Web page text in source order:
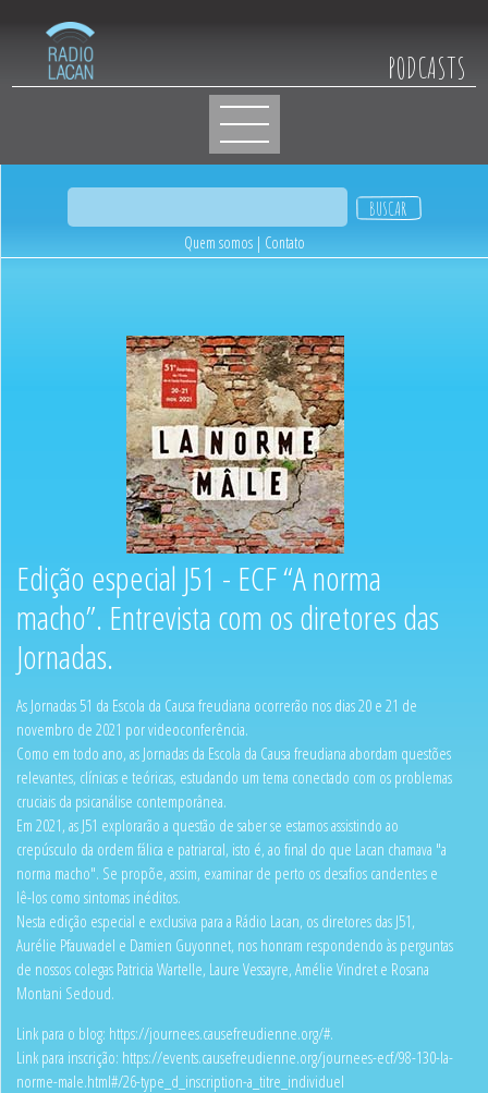
PODCASTS
Quem somos | Contato
Edição especial J51 - ECF “A norma
macho”. Entrevista com os diretores das
Jornadas.
As Jornadas 51 da Escola da Causa freudiana ocorrerão nos dias 20 e 21 de
novembro de 2021 por videoconferência.
Como em todo ano, as Jornadas da Escola da Causa freudiana abordam questões
relevantes, clínicas e teóricas, estudando um tema conectado com os problemas
cruciais da psicanálise contemporânea.
Em 2021, as J51 explorarão a questão de saber se estamos assistindo ao
crepúsculo da ordem fálica e patriarcal, isto é, ao final do que Lacan chamava "a
norma macho". Se propõe, assim, examinar de perto os desafios candentes e
lê-los como sintomas inéditos.
Nesta edição especial e exclusiva para a Rádio Lacan, os diretores das J51,
Aurélie Pfauwadel e Damien Guyonnet, nos honram respondendo às perguntas
de nossos colegas Patricia Wartelle, Laure Vessayre, Amélie Vindret e Rosana
Montani Sedoud.
Link para o blog: https://journees.causefreudienne.org/#.
Link para inscrição: https://events.causefreudienne.org/journees-ecf/98-130-la-
norme-male.html#/26-type_d_inscription-a_titre_individuel